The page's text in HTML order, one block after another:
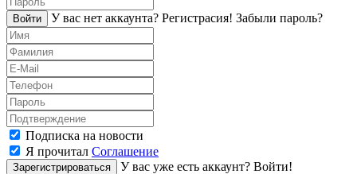
Войти У вас нет аккаунта? Регистраcия! Забыли пароль?
Подписка на новости
Я прочитал Соглашение
Зарегистрироваться У вас уже есть аккаунт? Войти!